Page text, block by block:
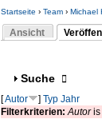
Sie sind hier
Startseite › Team› Michael
Ansicht
(aktiver
Anzeigen
Suche
[Autor ] Typ Jahr
Filterkriterien:Autoris